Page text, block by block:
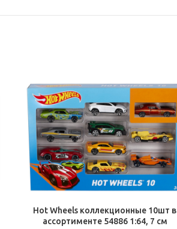
В КОРЗИНУ
Hot Wheels коллекционные 10шт в
ассортименте 54886 1:64, 7 см